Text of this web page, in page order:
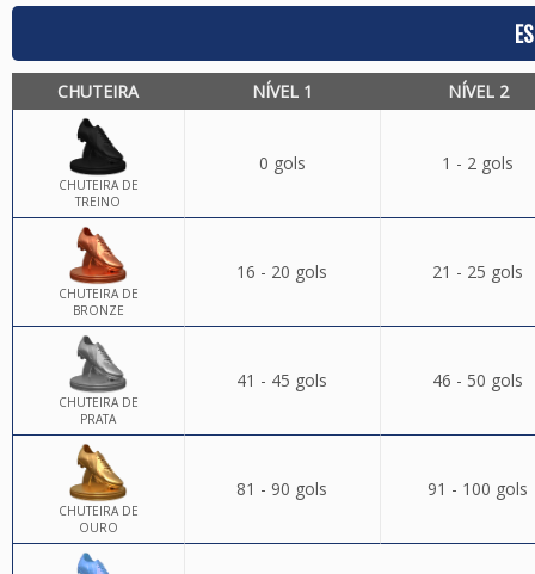
CHUTEIRA NÍVEL 1 NÍVEL 2
CHUTEIRA DE
TREINO
0 gols 1 - 2 gols
CHUTEIRA DE
BRONZE
16 - 20 gols 21 - 25 gols
CHUTEIRA DE
PRATA
41 - 45 gols 46 - 50 gols
CHUTEIRA DE
OURO
81 - 90 gols 91 - 100 gols